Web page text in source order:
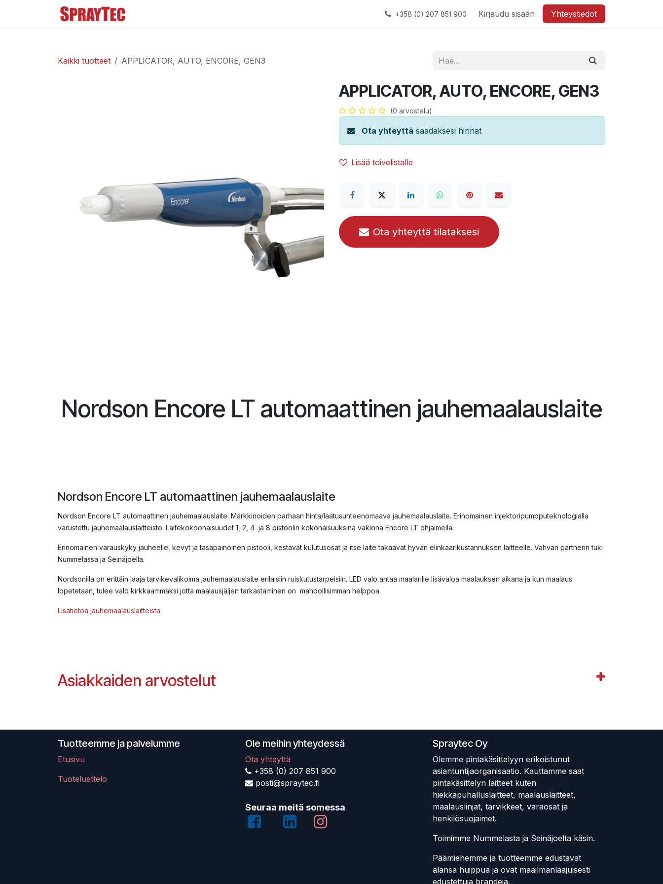
+358 (0) 207 851 900 Kirjaudu sisään Yhteystiedot
Kaikki tuotteet APPLICATOR, AUTO, ENCORE, GEN3
APPLICATOR, AUTO, ENCORE, GEN3
(0 arvostelu)
Ota yhteyttä saadaksesi hinnat
Lisää toivelistalle
Ota yhteyttä tilataksesi
Nordson Encore LT automaattinen jauhemaalauslaite
Nordson Encore LT automaattinen jauhemaalauslaite
Nordson Encore LT automaattinen jauhemaalauslaite. Markkinoiden parhaan hinta/laatusuhteenomaava jauhemaalauslaite. Erinomainen injektoripumpputeknologialla
varustettu jauhemaalauslaitteisto. Laitekokoonaisuudet 1, 2, 4 ja 8 pistoolin kokonaisuuksina vakiona Encore LT ohjaimella.
Erinomainen varauskyky jauheelle, kevyt ja tasapainoinen pistooli, kestävät kulutusosat ja itse laite takaavat hyvän elinkaarikustannuksen laitteelle. Vahvan partnerin tuki
Nummelassa ja Seinäjoella.
Nordsonilla on erittäin laaja tarvikevalikoima jauhemaalauslaite erilaisiin ruiskutustarpeisiin. LED valo antaa maalarille lisävaloa maalauksen aikana ja kun maalaus
lopetetaan, tulee valo kirkkaammaksi jotta maalausjäljen tarkastaminen on mahdollisimman helppoa.
Lisätietoa jauhemaalauslaitteista
Asiakkaiden arvostelut
Tuotteemme ja palvelumme
Etusivu
Tuoteluettelo
Ole meihin yhteydessä
Ota yhteyttä
+358 (0) 207 851 900
posti@spraytec.fi
Seuraa meitä somessa
Spraytec Oy
Olemme pintakäsittelyyn erikoistunut
asiantuntijaorganisaatio. Kauttamme saat
pintakäsittelyn laitteet kuten
hiekkapuhalluslaitteet, maalauslaitteet,
maalauslinjat, tarvikkeet, varaosat ja
henkilösuojaimet.
Toimimme Nummelasta ja Seinäjoelta käsin.
Päämiehemme ja tuotteemme edustavat
alansa huippua ja ovat maailmanlaajuisesti
edustettuja brändejä.